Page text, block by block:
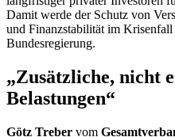
Damit werde der Schutz von
und Finanzstabilität im Krisenfall
Bundesregierung.
„Zusätzliche, nicht
Belastungen“
Götz Treber vom